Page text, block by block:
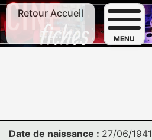
Retour Accueil
MENU
Date de naissance : 27/06/1941